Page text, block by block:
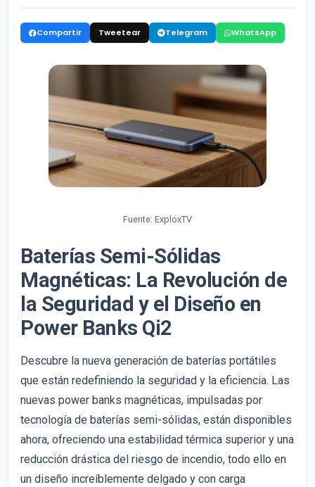
Compartir Tweetear Telegram WhatsApp
Fuente: ExploxTV
Baterías Semi-Sólidas
Magnéticas: La Revolución de
la Seguridad y el Diseño en
Power Banks Qi2
Descubre la nueva generación de baterías portátiles
que están redefiniendo la seguridad y la eficiencia. Las
nuevas power banks magnéticas, impulsadas por
tecnología de baterías semi-sólidas, están disponibles
ahora, ofreciendo una estabilidad térmica superior y una
reducción drástica del riesgo de incendio, todo ello en
un diseño increíblemente delgado y con carga